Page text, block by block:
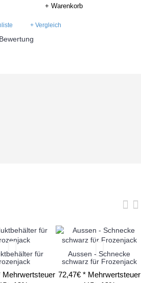
+ Warenkorb
+ Vergleich
für
Mehrwertsteuer
Aussen - Schnecke
schwarz für Frozenjack
72,47€ * Mehrwertsteuer